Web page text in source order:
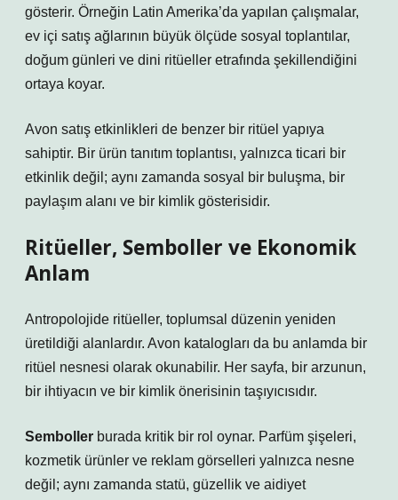
gösterir. Örneğin Latin Amerika’da yapılan çalışmalar,
ev içi satış ağlarının büyük ölçüde sosyal toplantılar,
doğum günleri ve dini ritüeller etrafında şekillendiğini
ortaya koyar.
Avon satış etkinlikleri de benzer bir ritüel yapıya
sahiptir. Bir ürün tanıtım toplantısı, yalnızca ticari bir
etkinlik değil; aynı zamanda sosyal bir buluşma, bir
paylaşım alanı ve bir kimlik gösterisidir.
Ritüeller, Semboller ve Ekonomik
Anlam
Antropolojide ritüeller, toplumsal düzenin yeniden
üretildiği alanlardır. Avon katalogları da bu anlamda bir
ritüel nesnesi olarak okunabilir. Her sayfa, bir arzunun,
bir ihtiyacın ve bir kimlik önerisinin taşıyıcısıdır.
Semboller burada kritik bir rol oynar. Parfüm şişeleri,
kozmetik ürünler ve reklam görselleri yalnızca nesne
değil; aynı zamanda statü, güzellik ve aidiyet